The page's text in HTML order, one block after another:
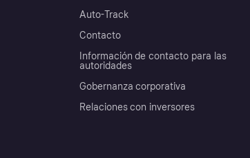
Auto-Track
Contacto
Información de contacto para las
autoridades
Gobernanza corporativa
Relaciones con inversores